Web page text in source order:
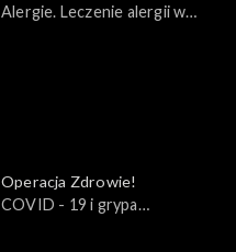
Alergie. Leczenie alergii w
Operacja Zdrowie!
COVID - 19 i grypa